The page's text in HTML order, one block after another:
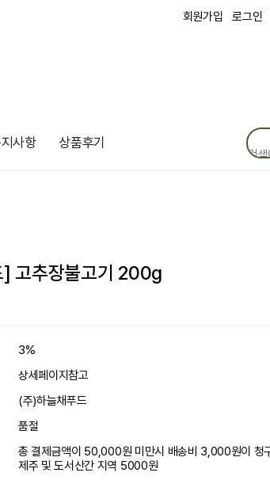
회원가입 로그인
사항 상품후기
] 고추장불고기 200g
3%
상세페이지참고
(주)하늘채푸드
품절
총 결제금액이 50,000원 미만시 배송비 3,000원이 청
제주 및 도서산간 지역 5000원